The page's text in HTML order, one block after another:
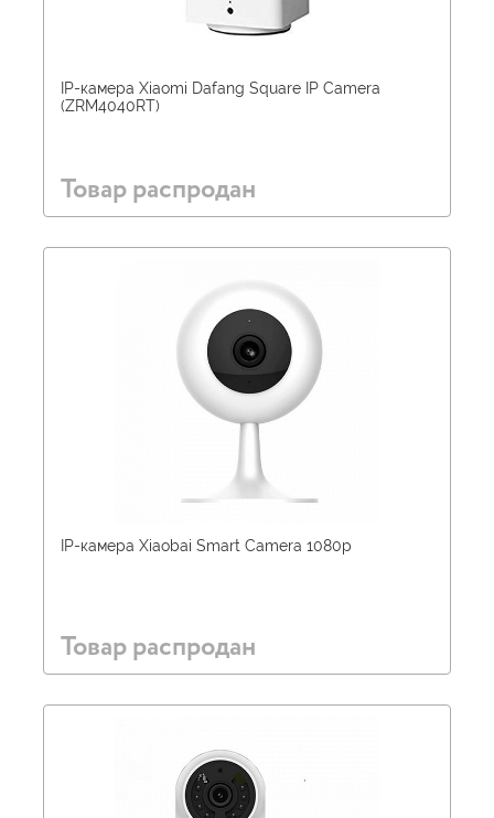
IP-камера Xiaomi Dafang Square IP Camera
(ZRM4040RT)
Товар распродан
IP-камера Xiaobai Smart Camera 1080p
Товар распродан